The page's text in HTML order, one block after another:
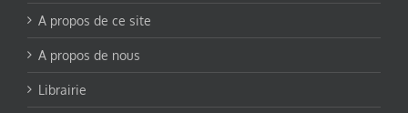
A propos de ce site
A propos de nous
Librairie